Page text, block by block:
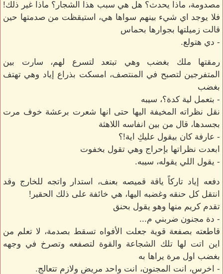
مصدومة، ماذا يحدث؟ هل هي سبب هذا الشجار؟ ماذا غير ذلك!
فلا يوجد اي شيء بينهم سواها هي، استيقظت من صدمتها حين
قالت زميلتها بجوارها بحماس
- دي هتولع.
رمقتها ملك بغضب وهي تبتعد لتسرع لهم، سارت بين
المتفرجين لتصبح في المنتصف، امسكت بذراع إياد وهي تهتف
بغضب
- بتعمل لية كدة؟، سيبه
نقل نظراته المخيفة اليها حتى انها شعرت برعشة خوف مرت
بجسدها، قال من بين انفاسه اللاهثة
- عارفة كان بيقول عليكِ اية!؟
ابعدت نظراتها بإحراج وهي تقول بخفوت
- يقول اللي يقوله، سيبه.
دفعه إياد تاركاً ياقة قميصه بعنف، استدار واتجه للخارج وقد
انتقل كل حنقه وغضبه اليها، هي خائفة على ذلك الحقير!
تقدم كريم منها وهو يقول بحنق
- دة مجنون ضربني م...
قاطعته بصفعة قوية جعلت الأفواه تسقط بصدمة، لا تعلم من
اين اتت لها تلك الشجاعة والقوة لتصفعه وتصرخ في وجهه
بغضب اول مرة يراها به
- اخرس، انت المجنون، انت واحد مريض ولازم تتعالج.